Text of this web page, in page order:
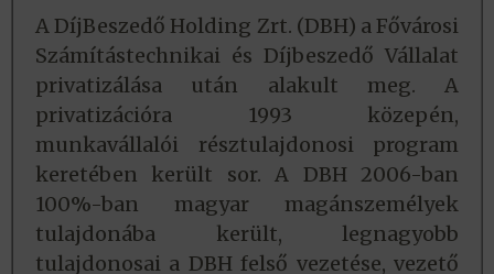
A DíjBeszedő Holding Zrt. (DBH) a Fővárosi
Számítástechnikai és Díjbeszedő Vállalat
privatizálása után alakult meg. A
privatizációra 1993 közepén,
munkavállalói résztulajdonosi program
keretében került sor. A DBH 2006-ban
100%-ban magyar magánszemélyek
tulajdonába került, legnagyobb
tulajdonosai a DBH felső vezetése, vezető